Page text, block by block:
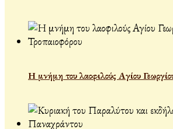
Η μνήμη του λαοφιλούς Αγίου